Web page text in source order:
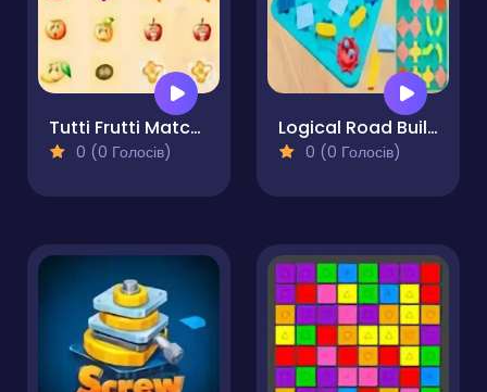
Tutti Frutti Match Game - Matching Puzzle
0 (0 Голосів)
Logical Road Builder
0 (0 Голосів)